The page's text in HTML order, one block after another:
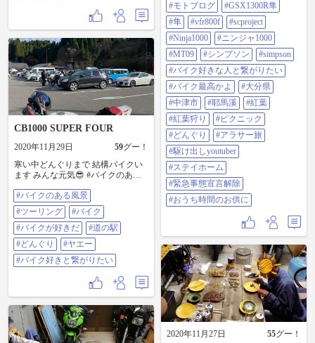
中津市耶馬溪に紅葉狩りに行きま
したー😝 この組み合わせの3人は初
のツーリングでした✨ 身長約170セ
ンチの3人なのでドングリズです😝
笑 170センチって背低いのか？？？
天邪鬼ナビに予定外のピクニッ
ク、10年ぶりの階段ダッシュと3人
でしっかり楽しみました😊笑 進撃
のちょうくんは妬いてたみたいで
すが、、、笑笑 いつも見ていただ
いてる方、 ほんとにありがとうご
ざいます😊 お初の方も楽しんでく
ださいね✨ リンクはプロフに貼っ
てます！ チャンネル登録、高評
価、 よろしくお願いします🥺 #モ
トブログ #gsx1300r隼 #隼 #vfr800f
#scproject #ninja1000 #ニンジャ1000
#mt09 #シンプソン #simpson #バイ
ク好きな人と繋がりたい #バイク最
高かよ #大分県 #中津市 #耶馬溪 #
youtuber #ステイホーム #緊急事態
宣言解除 #おうち時間のお供に
#モトブログ
#GSX1300R隼
#隼
#vfr800f
#scproject
#Ninja1000
#ニンジャ1000
#MT09
#シンプソン
#simpson
#バイク好きな人と繋がりたい
#バイク最高かよ
#大分県
#中津市
#耶馬溪
#紅葉
#紅葉狩り
#ピクニック
#どんぐり
#アラサー旅
#駆け出しyoutuber
#ステイホーム
#緊急事態宣言解除
#おうち時間のお供に
CB1000 SUPER FOUR
2020年11月29日 59グー！
寒い中どんぐりまで 結構バイクい
ます みんな元気😎 #バイクのある
が好きだ#道の駅#どんぐり#ヤエー
#バイク好きと繋がりたい
#バイクのある風景
#ツーリング
#バイク
#バイクが好きだ
#道の駅
#どんぐり
#ヤエー
#バイク好きと繋がりたい
2020年11月27日 55グー！